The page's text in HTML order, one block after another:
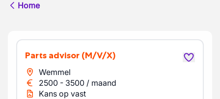
Home
Parts advisor (M/V/X)
Wemmel
2500 - 3500 / maand
Kans op vast